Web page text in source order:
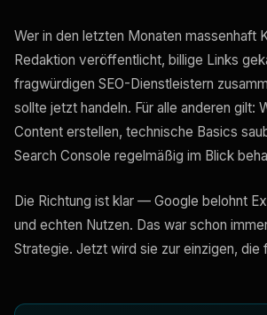
Wer in den letzten Monaten massenhaft
Redaktion veröffentlicht, billige Links
fragwürdigen SEO-Dienstleistern
sollte jetzt handeln. Für alle anderen gilt:
Content erstellen, technische Basics
Search Console regelmäßig im Blick
Die Richtung ist klar — Google belohnt
und echten Nutzen. Das war schon
Strategie. Jetzt wird sie zur einzigen, die